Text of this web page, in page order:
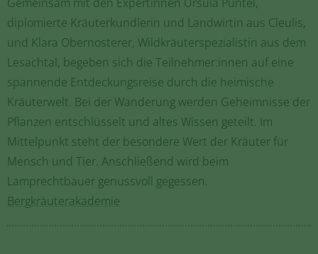
diplomierte Kräuterkundlerin und Landwirtin aus Cleulis,
und Klara Obernosterer, Wildkräuterspezialistin aus dem
Lesachtal, begeben sich die Teilnehmer:innen auf eine
spannende Entdeckungsreise durch die heimische
Kräuterwelt. Bei der Wanderung werden Geheimnisse der
Pflanzen entschlüsselt und altes Wissen geteilt. Im
Mittelpunkt steht der besondere Wert der Kräuter für
Mensch und Tier. Anschließend wird beim
Lamprechtbauer genussvoll gegessen.
Bergkräuterakademie